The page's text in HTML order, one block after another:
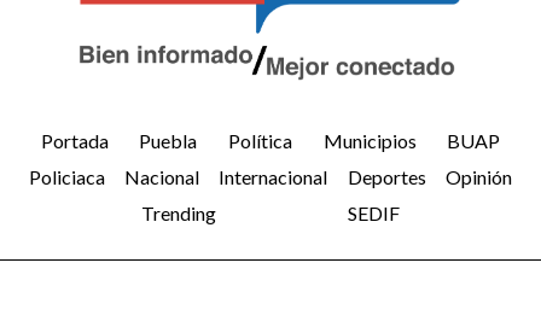
Portada Puebla Política Municipios
BUAP
Policiaca
Nacional Internacional Deportes
Opinión
Trending
SEDIF